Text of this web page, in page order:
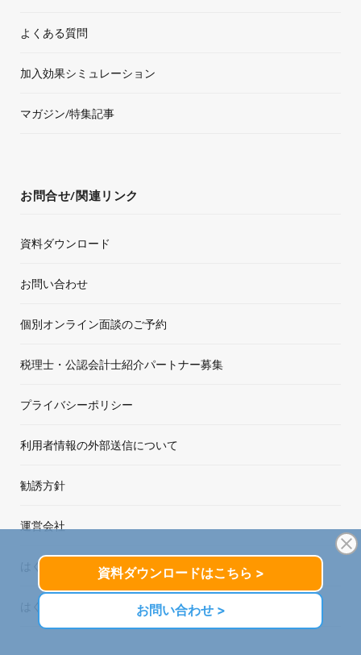
よくある質問
加入効果シミュレーション
マガジン/特集記事
お問合せ/関連リンク
資料ダウンロード
お問い合わせ
個別オンライン面談のご予約
税理士・公認会計士紹介パートナー募集
プライバシーポリシー
利用者情報の外部送信について
勧誘方針
運営会社
はぐくみ企業年金のデメリットについて
はぐくみ企業年金事務局（福祉はぐくみ企業年金基金）